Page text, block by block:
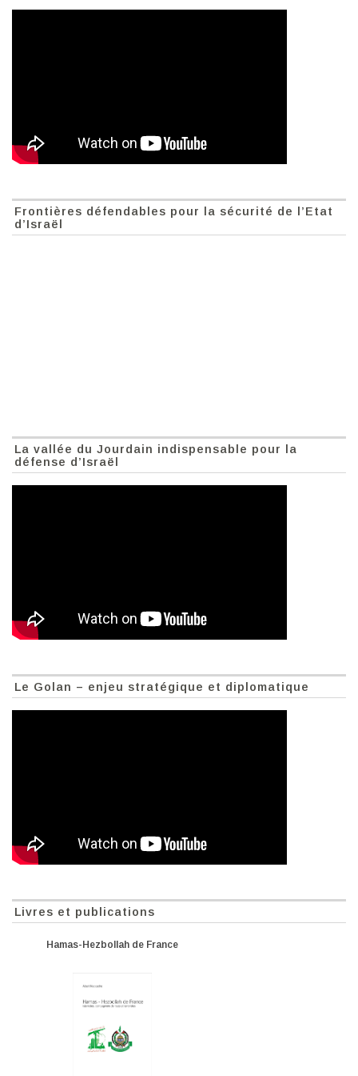
Frontières défendables pour la sécurité de l’Etat
d’Israël
La vallée du Jourdain indispensable pour la
défense d’Israël
Le Golan – enjeu stratégique et diplomatique
Livres et publications
Hamas-Hezbollah de France